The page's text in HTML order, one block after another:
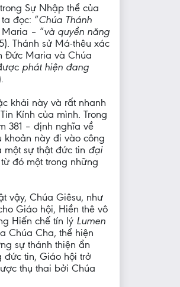
Sự Nhập thể của
đọc: “Chúa Thánh
– “và quyền năng
Thánh sử Má-thêu xác
Đức Maria và Chúa
phát hiện đang
khải này và rất nhanh
Kính của mình. Trong
381 – định nghĩa về
khoản này đi vào công
một sự thật đức tin đại
đó một trong những
vậy, Chúa Giêsu, như
Giáo hội, Hiền thê vô
Hiến chế tín lý Lumen
Chúa Cha, thể hiện
sự thánh thiện ẩn
đức tin, Giáo hội trở
thụ thai bởi Chúa